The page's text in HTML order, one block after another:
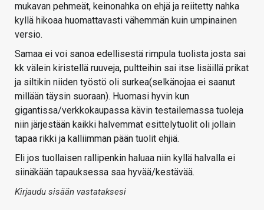
mukavan pehmeät, keinonahka on ehjä ja reiitetty nahka
kyllä hikoaa huomattavasti vähemmän kuin umpinainen
versio.
Samaa ei voi sanoa edellisestä rimpula tuolista josta sai
kk välein kiristellä ruuveja, pultteihin sai itse lisäillä prikat
ja siltikin niiden työstö oli surkea(selkänojaa ei saanut
millään täysin suoraan). Huomasi hyvin kun
gigantissa/verkkokaupassa kävin testailemassa tuoleja
niin järjestään kaikki halvemmat esittelytuolit oli jollain
tapaa rikki ja kalliimman pään tuolit ehjiä.
Eli jos tuollaisen rallipenkin haluaa niin kyllä halvalla ei
siinäkään tapauksessa saa hyvää/kestävää.
Kirjaudu sisään vastataksesi